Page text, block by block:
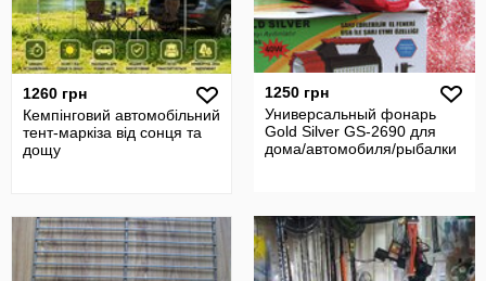
1260 грн
Кемпінговий автомобільний
тент-маркіза від сонця та
дощу
1250 грн
Универсальный фонарь
Gold Silver GS-2690 для
дома/автомобиля/рыбалки